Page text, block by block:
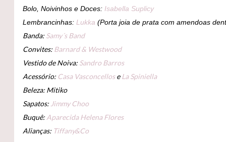
Bolo, Noivinhos e Doces:Isabella Suplicy
Lembrancinhas:Lukka (Porta joia de prata com amendoas
Banda: Samy´s Band
Convites: Barnard & Westwood
Vestido de Noiva: Sandro Barros
Acessório: Casa VasconcelloseLa Spiniella
Beleza: Mitiko
Sapatos:Jimmy Choo
Buquê:Aparecida Helena Flores
Alianças: Tiffany&Co